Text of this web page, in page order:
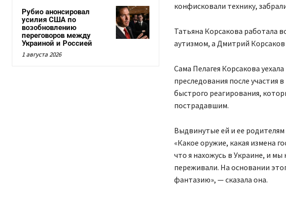
Рубио анонсировал
усилия США по
возобновлению
переговоров между
Украиной и Россией
1 августа 2026
конфисковали технику,
Татьяна Корсакова работала
аутизмом, а Дмитрий
Сама Пелагея Корсакова
преследования после участия
быстрого реагирования,
пострадавшим.
Выдвинутые ей и ее
«Какое оружие, какая измена
что я нахожусь в Украине, и мы
переживали. На основании
фантазию», — сказала она.